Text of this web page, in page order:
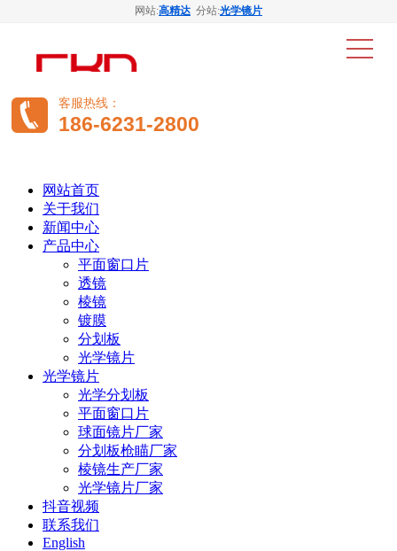
网站:高精达 分站:光学镜片
客服热线：
186-6231-2800
网站首页
关于我们
新闻中心
产品中心
平面窗口片
透镜
棱镜
镀膜
分划板
光学镜片
光学镜片
光学分划板
平面窗口片
球面镜片厂家
分划板枪瞄厂家
棱镜生产厂家
光学镜片厂家
抖音视频
联系我们
English